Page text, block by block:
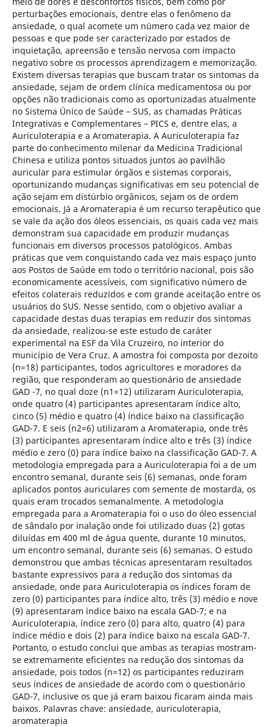
perturbações emocionais, dentre elas o fenômeno da
ansiedade, o qual acomete um número cada vez maior de
pessoas e que pode ser caracterizado por estados de
inquietação, apreensão e tensão nervosa com impacto
negativo sobre os processos aprendizagem e memorização.
Existem diversas terapias que buscam tratar os sintomas da
ansiedade, sejam de ordem clínica medicamentosa ou por
opções não tradicionais como as oportunizadas atualmente
no Sistema Único de Saúde – SUS, as chamadas Práticas
Integrativas e Complementares – PICS e, dentre elas, a
Auriculoterapia e a Aromaterapia. A Auriculoterapia faz
parte do conhecimento milenar da Medicina Tradicional
Chinesa e utiliza pontos situados juntos ao pavilhão
auricular para estimular órgãos e sistemas corporais,
oportunizando mudanças significativas em seu potencial de
ação sejam em distúrbio orgânicos, sejam os de ordem
emocionais. Já a Aromaterapia é um recurso terapêutico que
se vale da ação dos óleos essenciais, os quais cada vez mais
demonstram sua capacidade em produzir mudanças
funcionais em diversos processos patológicos. Ambas
práticas que vem conquistando cada vez mais espaço junto
aos Postos de Saúde em todo o território nacional, pois são
economicamente acessíveis, com significativo número de
efeitos colaterais reduzidos e com grande aceitação entre os
usuários do SUS. Nesse sentido, com o objetivo avaliar a
capacidade destas duas terapias em reduzir dos sintomas
da ansiedade, realizou-se este estudo de caráter
experimental na ESF da Vila Cruzeiro, no interior do
município de Vera Cruz. A amostra foi composta por dezoito
(n=18) participantes, todos agricultores e moradores da
região, que responderam ao questionário de ansiedade
GAD -7, no qual doze (n1=12) utilizaram Auriculoterapia,
onde quatro (4) participantes apresentaram índice alto,
cinco (5) médio e quatro (4) índice baixo na classificação
GAD-7. E seis (n2=6) utilizaram a Aromaterapia, onde três
(3) participantes apresentaram índice alto e três (3) índice
médio e zero (0) para índice baixo na classificação GAD-7. A
metodologia empregada para a Auriculoterapia foi a de um
encontro semanal, durante seis (6) semanas, onde foram
aplicados pontos auriculares com semente de mostarda, os
quais eram trocados semanalmente. A metodologia
empregada para a Aromaterapia foi o uso do óleo essencial
de sândalo por inalação onde foi utilizado duas (2) gotas
diluídas em 400 ml de água quente, durante 10 minutos,
um encontro semanal, durante seis (6) semanas. O estudo
demonstrou que ambas técnicas apresentaram resultados
bastante expressivos para a redução dos sintomas da
ansiedade, onde para Auriculoterapia os índices foram de
zero (0) participantes para índice alto, três (3) médio e nove
(9) apresentaram índice baixo na escala GAD-7; e na
Auriculoterapia, índice zero (0) para alto, quatro (4) para
índice médio e dois (2) para índice baixo na escala GAD-7.
Portanto, o estudo conclui que ambas as terapias mostram-
se extremamente eficientes na redução dos sintomas da
ansiedade, pois todos (n=12) os participantes reduziram
seus índices de ansiedade de acordo com o questionário
GAD-7, inclusive os que já eram baixou ficaram ainda mais
baixos. Palavras chave: ansiedade, auriculoterapia,
aromaterapia